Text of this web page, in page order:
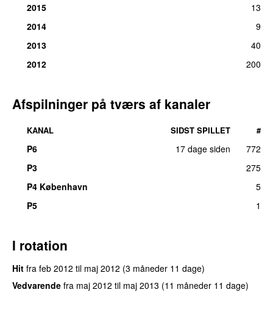
2015
13
2014
9
2013
40
2012
200
Afspilninger på tværs af kanaler
KANAL SIDST SPILLET #
P6 17 dage siden
772
P3
275
P4 København
5
P5
1
I rotation
Hit fra feb 2012 til maj 2012 (3 måneder 11 dage)
Vedvarende fra maj 2012 til maj 2013 (11 måneder 11 dage)